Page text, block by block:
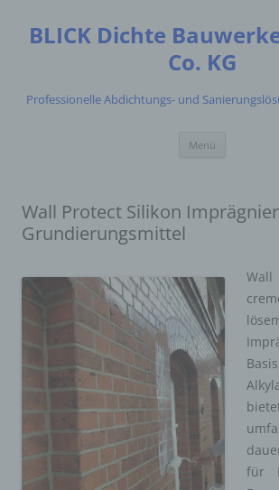
springen
BLICK Dichte
Co. KG
Professionelle Abdichtungs- und
Menü
Wall Protect Silikon
Grundierungsmittel
für